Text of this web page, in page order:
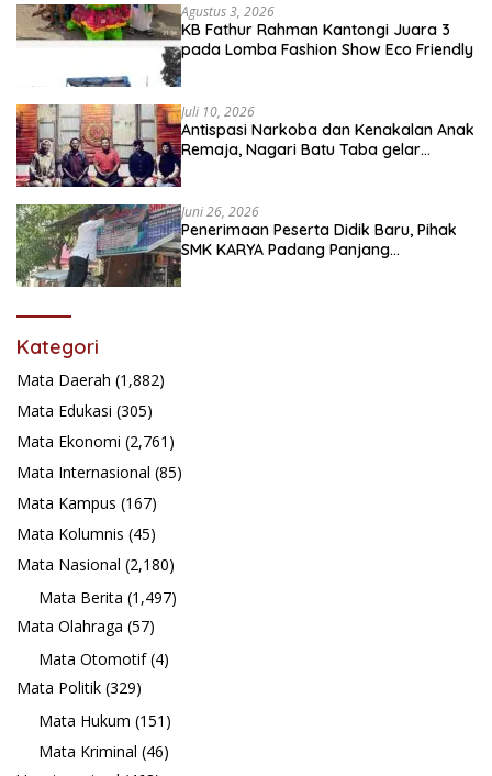
Agustus 3, 2026
KB Fathur Rahman Kantongi Juara 3
pada Lomba Fashion Show Eco Friendly
Juli 10, 2026
Antispasi Narkoba dan Kenakalan Anak
Remaja, Nagari Batu Taba gelar
Juni 26, 2026
Penerimaan Peserta Didik Baru, Pihak
SMK KARYA Padang Panjang
Kategori
Mata Daerah (1,882)
Mata Edukasi (305)
Mata Ekonomi (2,761)
Mata Internasional (85)
Mata Kampus (167)
Mata Kolumnis (45)
Mata Nasional (2,180)
Mata Berita (1,497)
Mata Olahraga (57)
Mata Otomotif(4)
Mata Politik (329)
Mata Hukum (151)
Mata Kriminal (46)